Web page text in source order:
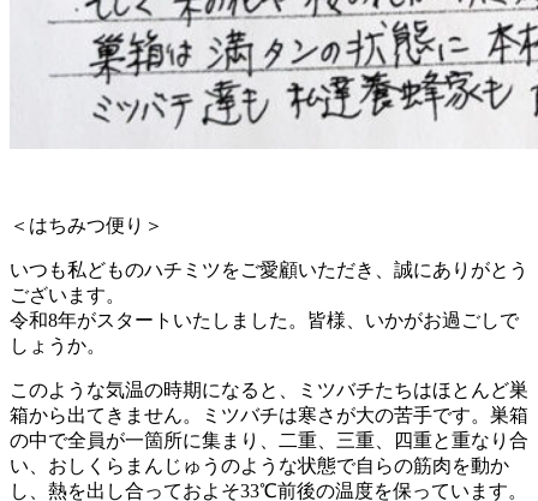
＜はちみつ便り＞
いつも私どものハチミツをご愛顧いただき、誠にありがとう
ございます。
令和8年がスタートいたしました。皆様、いかがお過ごしで
しょうか。
このような気温の時期になると、ミツバチたちはほとんど巣
箱から出てきません。ミツバチは寒さが大の苦手です。巣箱
の中で全員が一箇所に集まり、二重、三重、四重と重なり合
い、おしくらまんじゅうのような状態で自らの筋肉を動か
し、熱を出し合っておよそ33℃前後の温度を保っています。